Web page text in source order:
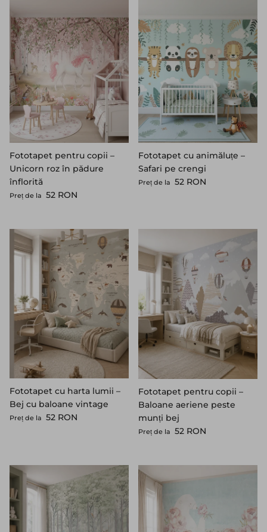
Fototapet pentru copii –
Unicorn roz în pădure
înflorită
Preț standard
Preț de la 52 RON
Fototapet cu animăluțe –
Safari pe crengi
Preț standard
Preț de la 52 RON
Fototapet cu harta lumii –
Bej cu baloane vintage
Preț standard
Preț de la 52 RON
Fototapet pentru copii –
Baloane aeriene peste
munți bej
Preț standard
Preț de la 52 RON